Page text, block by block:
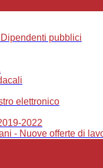
pubblici
elettronico
2022
- Nuove offerte di